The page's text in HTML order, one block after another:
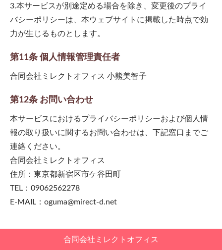
3.本サービスが別途定める場合を除き、変更後のプライ
バシーポリシーは、本ウェブサイトに掲載した時点で効
力が生じるものとします。
第11条 個人情報管理責任者
合同会社ミレクトオフィス 小熊美智子
第12条 お問い合わせ
本サービスにおけるプライバシーポリシーおよび個人情
報の取り扱いに関するお問い合わせは、下記窓口までご
連絡ください。
合同会社ミレクトオフィス
住所：東京都新宿区市ケ谷田町
TEL：09062562278
E-MAIL：oguma@mirect-d.net
合同会社ミレクトオフィス